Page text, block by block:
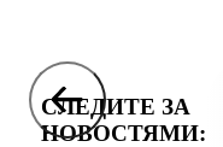
СЛЕДИТЕ ЗА
НОВОСТЯМИ: